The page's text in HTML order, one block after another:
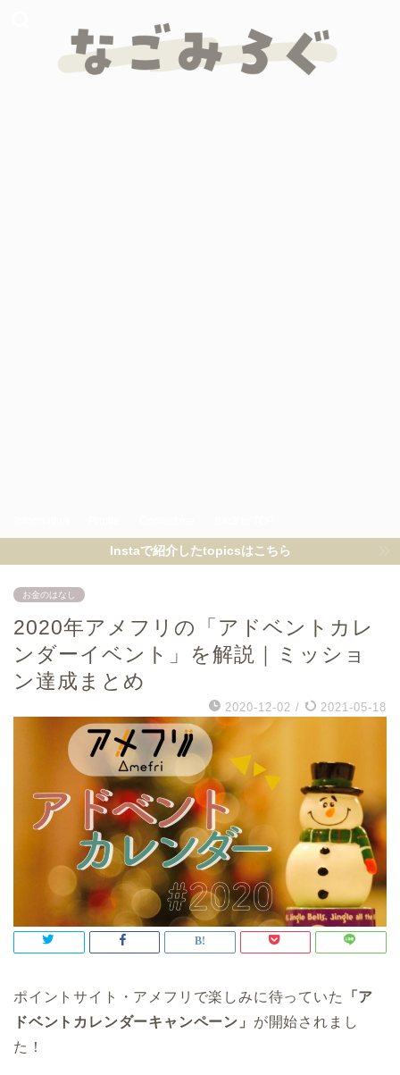
Instaで紹介したtopicsはこちら
お金のはなし
2020年アメフリの「アドベントカレ
ンダーイベント」を解説｜ミッショ
ン達成まとめ
2020-12-02 / 2021-05-18
ポイントサイト・ アメフリ で楽しみに待っていた
「ア
ドベントカレンダーキャンペーン」 が開始されまし
た！